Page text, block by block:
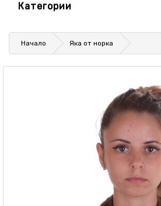
Категории
Начало Яка от норка